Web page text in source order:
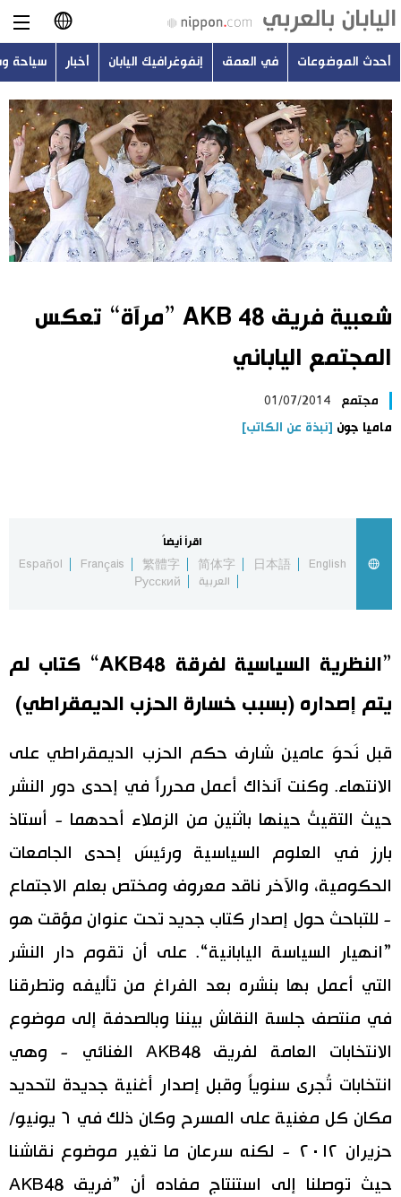
日本語
English
简体字
繁體字
Français
أحدث الموضوعات
في العمق
أخبار
اليابان في فيديو
سياسة
مجتمع
لايف ستايل
طوكيو
إعلان
هو وهي
أحدث الموضوعات في العمق إنفوغرافيك اليابان أخبار سياحة
شعبية فريق 48 AKB ”مرآة“ تعكس
المجتمع الياباني
مجتمع
01/07/2014
ماميا جون [نبذة عن الكاتب]
اقرأ أيضاً
English
日本語
简体字
繁體字
Français
Español
العربية
Русский
”النظرية السياسية لفرقة AKB48“ كتاب لم
يتم إصداره (بسبب خسارة الحزب الديمقراطي)
قبل نَحوَ عامين شارف حكم الحزب الديمقراطي على
الانتهاء. وكنت آنذاك أعمل محرراً في إحدى دور النشر
حيث التقيتُ حينها باثنين من الزملاء أحدهما - أستاذ
بارز في العلوم السياسية ورئيسَ إحدى الجامعات
الحكومية، والآخر ناقد معروف ومختص بعلم الاجتماع
- للتباحث حول إصدار كتاب جديد تحت عنوان مؤقت هو
”انهيار السياسة اليابانية“. على أن تقوم دار النشر
التي أعمل بها بنشره بعد الفراغ من تأليفه وتطرقنا
في منتصف جلسة النقاش بيننا وبالصدفة إلى موضوع
الانتخابات العامة لفريق AKB48 الغنائي - وهي
انتخابات تُجرى سنوياً وقبل إصدار أغنية جديدة لتحديد
مكان كل مغنية على المسرح وكان ذلك في ٦ يونيو/
حزيران ٢٠١٢ - لكنه سرعان ما تغير موضوع نقاشنا
حيث توصلنا إلى استنتاج مفاده أن ”فريق AKB48